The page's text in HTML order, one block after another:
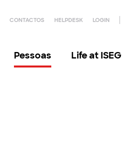
CONTACTOS HELPDESK LOGIN
Pessoas Life at ISEG